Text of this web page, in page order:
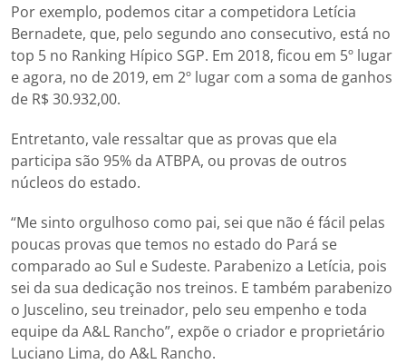
Por exemplo, podemos citar a competidora Letícia
Bernadete, que, pelo segundo ano consecutivo, está no
top 5 no Ranking Hípico SGP. Em 2018, ficou em 5º lugar
e agora, no de 2019, em 2º lugar com a soma de ganhos
de R$ 30.932,00.
Entretanto, vale ressaltar que as provas que ela
participa são 95% da ATBPA, ou provas de outros
núcleos do estado.
“Me sinto orgulhoso como pai, sei que não é fácil pelas
poucas provas que temos no estado do Pará se
comparado ao Sul e Sudeste. Parabenizo a Letícia, pois
sei da sua dedicação nos treinos. E também parabenizo
o Juscelino, seu treinador, pelo seu empenho e toda
equipe da A&L Rancho”, expõe o criador e proprietário
Luciano Lima, do A&L Rancho.